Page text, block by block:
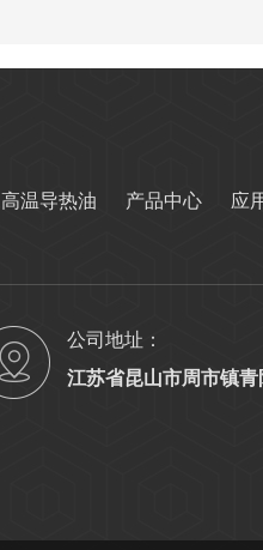
高温导热油 产品中心 应
公司地址：
江苏省昆山市周市镇